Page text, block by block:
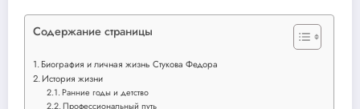
Содержание страницы
Биография и личная жизнь Стукова Федора
История жизни
Ранние годы и детство
Профессиональный путь